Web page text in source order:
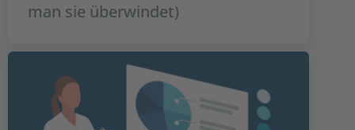
man sie überwindet)